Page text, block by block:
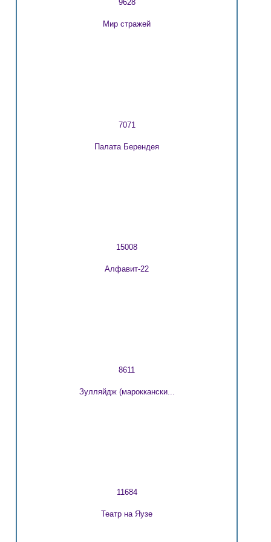
9628
Мир стражей
7071
Палата Берендея
15008
Алфавит-22
8611
Зулляйдж (мароккански...
11684
Театр на Яузе